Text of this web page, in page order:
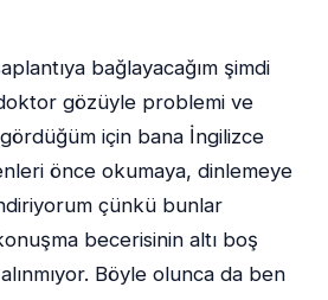
bağlayacağım şimdi
gözüyle problemi ve
gördüğüm için bana İngilizce
önce okumaya, dinlemeye
çünkü bunlar
becerisinin altı boş
Böyle olunca da ben